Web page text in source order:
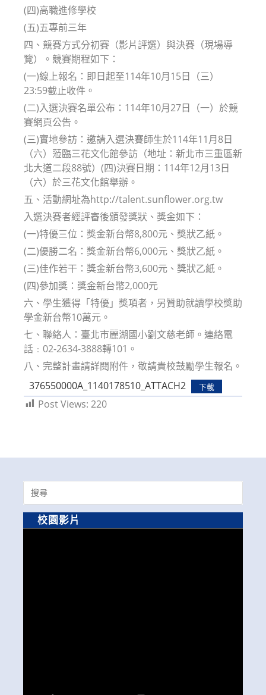
(四)高職進修學校
(五)五專前三年
四、競賽方式分初賽（影片評選）與決賽（現場導
覽）。競賽期程如下：
(一)線上報名：即日起至114年10月15日（三）
23:59截止收件。
(二)入選決賽名單公布：114年10月27日（一）於競
賽網頁公告。
(三)實地參訪：邀請入選決賽師生於114年11月8日
（六）蒞臨三花文化館參訪（地址：新北市三重區新
北大道二段88號）(四)決賽日期：114年12月13日
（六）於三花文化館舉辦。
五、活動網址為http://talent.sunflower.org.tw
入選決賽者經評審後頒發獎狀、獎金如下：
(一)特優三位：獎金新台幣8,800元、獎狀乙紙。
(二)優勝二名：獎金新台幣6,000元、獎狀乙紙。
(三)佳作若干：獎金新台幣3,600元、獎狀乙紙。
(四)參加獎：獎金新台幣2,000元
六、學生獲得「特優」獎項者，另贊助就讀學校獎助
學金新台幣10萬元。
七、聯絡人：臺北市麗湖國小劉文慈老師。連絡電
話﹕02-2634-3888轉101。
八、完整計畫請詳閱附件，敬請貴校鼓勵學生報名。
376550000A_1140178510_ATTACH2
下載
Post Views: 220
Search
for:
校園影片